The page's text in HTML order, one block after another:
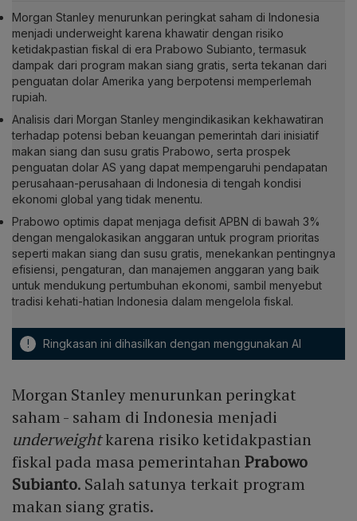
Morgan Stanley menurunkan peringkat saham di Indonesia
menjadi underweight karena khawatir dengan risiko
ketidakpastian fiskal di era Prabowo Subianto, termasuk
dampak dari program makan siang gratis, serta tekanan dari
penguatan dolar Amerika yang berpotensi memperlemah
rupiah.
Analisis dari Morgan Stanley mengindikasikan kekhawatiran
terhadap potensi beban keuangan pemerintah dari inisiatif
makan siang dan susu gratis Prabowo, serta prospek
penguatan dolar AS yang dapat mempengaruhi pendapatan
perusahaan-perusahaan di Indonesia di tengah kondisi
ekonomi global yang tidak menentu.
Prabowo optimis dapat menjaga defisit APBN di bawah 3%
dengan mengalokasikan anggaran untuk program prioritas
seperti makan siang dan susu gratis, menekankan pentingnya
efisiensi, pengaturan, dan manajemen anggaran yang baik
untuk mendukung pertumbuhan ekonomi, sambil menyebut
tradisi kehati-hatian Indonesia dalam mengelola fiskal.
! Ringkasan ini dihasilkan dengan menggunakan AI
Morgan Stanley menurunkan peringkat
saham - saham di Indonesia menjadi
underweightkarena risiko ketidakpastian
fiskal pada masa pemerintahan Prabowo
Subianto. Salah satunya terkait program
makan siang gratis.